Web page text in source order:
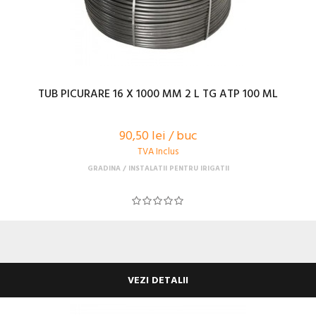
TUB PICURARE 16 X 1000 MM 2 L TG ATP 100 ML
90,50 lei / buc
TVA Inclus
GRADINA INSTALATII PENTRU IRIGATII
VEZI DETALII